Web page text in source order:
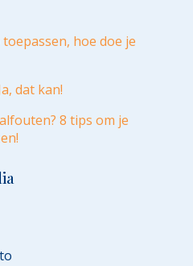
hoe doe je
dat kan!
8 tips om je